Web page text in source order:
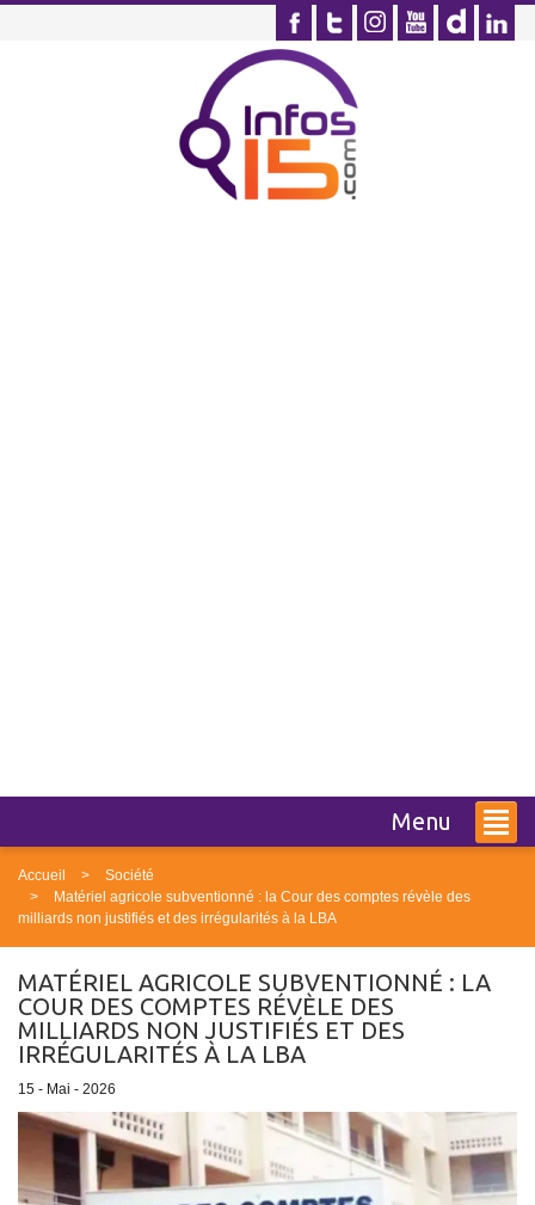
Menu
Accueil
Société
Matériel agricole subventionné : la Cour des comptes révèle des
milliards non justifiés et des irrégularités à la LBA
MATÉRIEL AGRICOLE SUBVENTIONNÉ : LA
COUR DES COMPTES RÉVÈLE DES
MILLIARDS NON JUSTIFIÉS ET DES
IRRÉGULARITÉS À LA LBA
15 - Mai - 2026